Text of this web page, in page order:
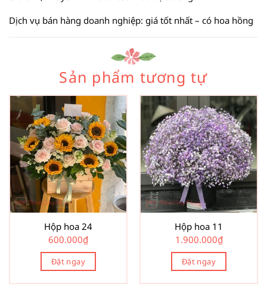
Dịch vụ bán hàng doanh nghiệp: giá tốt nhất – có hoa hồng
Sản phẩm tương tự
Hộp hoa 24
600.000₫
Đặt ngay
Hộp hoa 11
1.900.000₫
Đặt ngay